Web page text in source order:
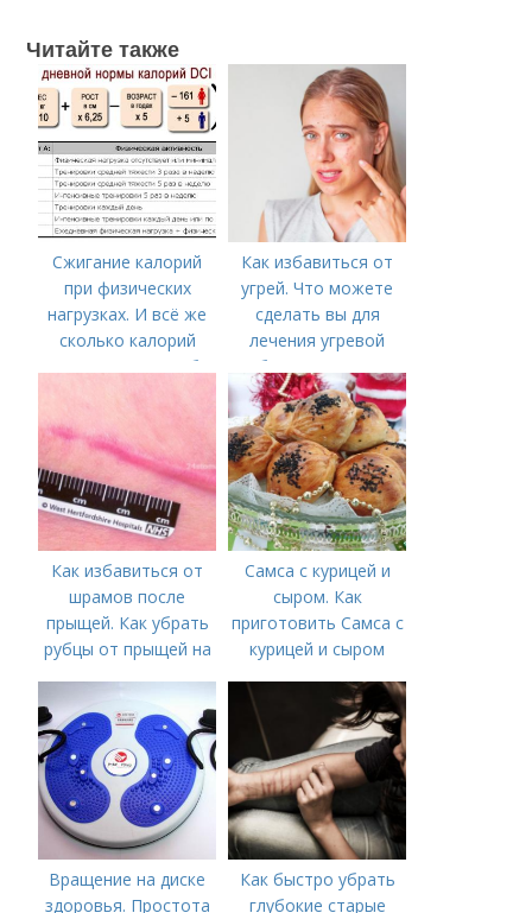
Читайте также
Сжигание калорий
при физических
нагрузках. И всё же
сколько калорий
нужно сжечь, чтобы
похудеть?
Как избавиться от
угрей. Что можете
сделать вы для
лечения угревой
болезни (акне)
Как избавиться от
шрамов после
прыщей. Как убрать
рубцы от прыщей на
Самса с курицей и
сыром. Как
приготовить Самса с
курицей и сыром
Вращение на диске
здоровья. Простота
Как быстро убрать
глубокие старые